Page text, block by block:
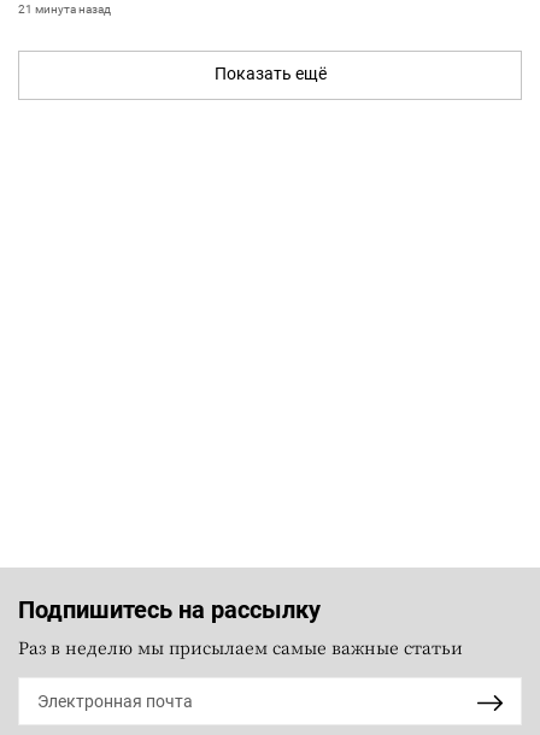
21 минута назад
Показать ещё
Подпишитесь на рассылку
Раз в неделю мы присылаем самые важные статьи